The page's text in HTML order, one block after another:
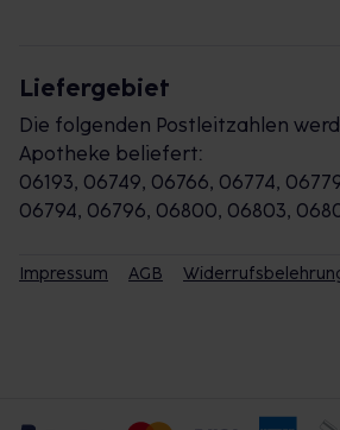
Liefergebiet
Die folgenden Postleitzahlen
Apotheke beliefert:
06193, 06749, 06766, 06774,
06794, 06796, 06800, 06803,
Impressum AGB